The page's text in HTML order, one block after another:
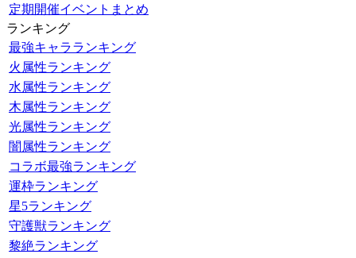
定期開催イベントまとめ
ランキング
最強キャラランキング
火属性ランキング
水属性ランキング
木属性ランキング
光属性ランキング
闇属性ランキング
コラボ最強ランキング
運枠ランキング
星5ランキング
守護獣ランキング
黎絶ランキング